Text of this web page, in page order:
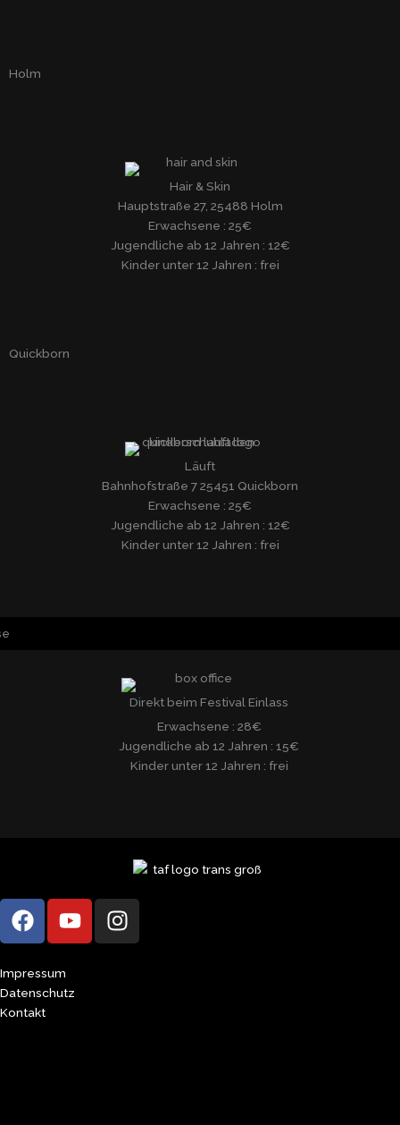
Holm
Hair & Skin
Hauptstraße 27, 25488 Holm
Erwachsene : 25€
Jugendliche ab 12 Jahren : 12€
Kinder unter 12 Jahren : frei
Quickborn
Läuft
Bahnhofstraße 7 25451 Quickborn
Erwachsene : 25€
Jugendliche ab 12 Jahren : 12€
Kinder unter 12 Jahren : frei
Direkt beim Festival Einlass
Erwachsene : 28€
Jugendliche ab 12 Jahren : 15€
Kinder unter 12 Jahren : frei
F
a
e
b
o
Y
o
u
I
n
Impressum
Datenschutz
Kontakt